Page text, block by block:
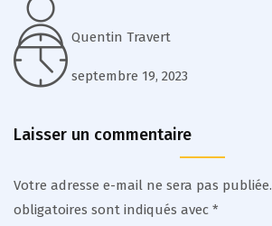
Quentin Travert
septembre 19, 2023
Laisser un commentaire
Votre adresse e-mail ne sera pas publiée.
obligatoires sont indiqués avec *